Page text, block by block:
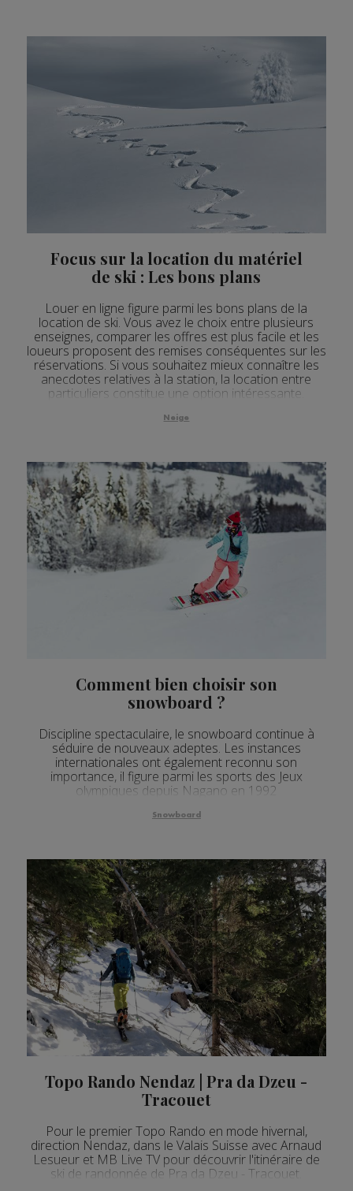
Focus sur la location du matériel
de ski : Les bons plans
Louer en ligne figure parmi les bons plans de la
location de ski. Vous avez le choix entre plusieurs
enseignes, comparer les offres est plus facile et les
loueurs proposent des remises conséquentes sur les
réservations. Si vous souhaitez mieux connaître les
anecdotes relatives à la station, la location entre
particuliers constitue une option intéressante.
Neige
Comment bien choisir son
snowboard ?
Discipline spectaculaire, le snowboard continue à
séduire de nouveaux adeptes. Les instances
internationales ont également reconnu son
importance, il figure parmi les sports des Jeux
olympiques depuis Nagano en 1992
Snowboard
Topo Rando Nendaz | Pra da Dzeu -
Tracouet
Pour le premier Topo Rando en mode hivernal,
direction Nendaz, dans le Valais Suisse avec Arnaud
Lesueur et MB Live TV pour découvrir l'itinéraire de
ski de randonnée de Pra da Dzeu - Tracouet.